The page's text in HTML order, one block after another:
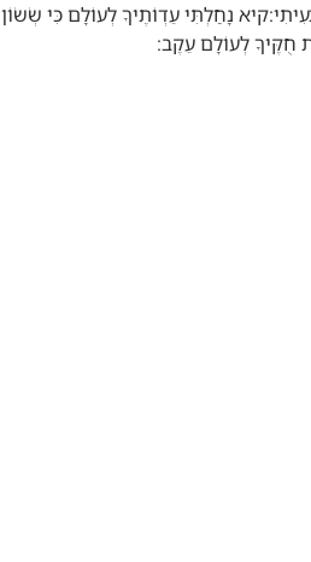
קיא נָחַלְתִּי עֵדְוֹתֶיךָ לְעוֹלָם כִּי שְׂשׂוֹן
חֻקֶּיךָ לְעוֹלָם עֵקֶב: